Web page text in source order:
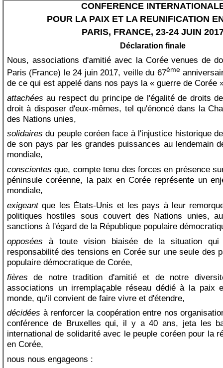
CONFERENCE
POUR LA PAIX ET LA REUNIFICATION
PARIS, FRANCE, 23-24 JUIN
Déclaration finale
Nous, associations d'amitié avec la Corée venues de
Paris (France) le 24 juin 2017, veille du 67ème
de ce qui est appelé dans nos pays la « guerre de Corée
attachéesau respect du principe de l'égalité de droits
droit à disposer d'eux-mêmes, tel qu'énoncé dans la
des Nations unies,
solidairesdu peuple coréen face à l'injustice historique
de son pays par les grandes puissances au lendemain
mondiale,
conscientes que, compte tenu des forces en présence
péninsule coréenne, la paix en Corée représente un
mondiale,
exigeantque les États-Unis et les pays à leur
politiques hostiles sous couvert des Nations unies,
sanctions à l'égard de la République populaire
opposées à toute vision biaisée de la situation qui
responsabilité des tensions en Corée sur une seule des
populaire démocratique de Corée,
fièresde notre tradition d'amitié et de notre
associations un irremplaçable réseau dédié à la paix
monde, qu'il convient de faire vivre et d'étendre,
décidées à renforcer la coopération entre nos
conférence de Bruxelles qui, il y a 40 ans, jeta les
international de solidarité avec le peuple coréen pour la
en Corée,
nous nous engageons :